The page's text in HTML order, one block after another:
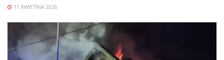
11 KWIETNIA 2026